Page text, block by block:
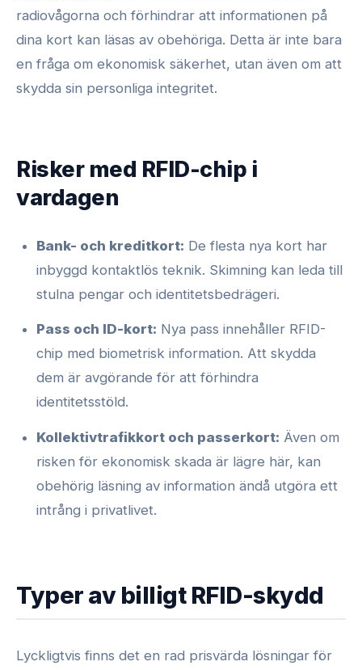
radiovågorna och förhindrar att informationen på
dina kort kan läsas av obehöriga. Detta är inte bara
en fråga om ekonomisk säkerhet, utan även om att
skydda sin personliga integritet.
Risker med RFID-chip i
vardagen
Bank- och kreditkort: De flesta nya kort har
inbyggd kontaktlös teknik. Skimning kan leda till
stulna pengar och identitetsbedrägeri.
Pass och ID-kort: Nya pass innehåller RFID-
chip med biometrisk information. Att skydda
dem är avgörande för att förhindra
identitetsstöld.
Kollektivtrafikkort och passerkort: Även om
risken för ekonomisk skada är lägre här, kan
obehörig läsning av information ändå utgöra ett
intrång i privatlivet.
Typer av billigt RFID-skydd
Lyckligtvis finns det en rad prisvärda lösningar för